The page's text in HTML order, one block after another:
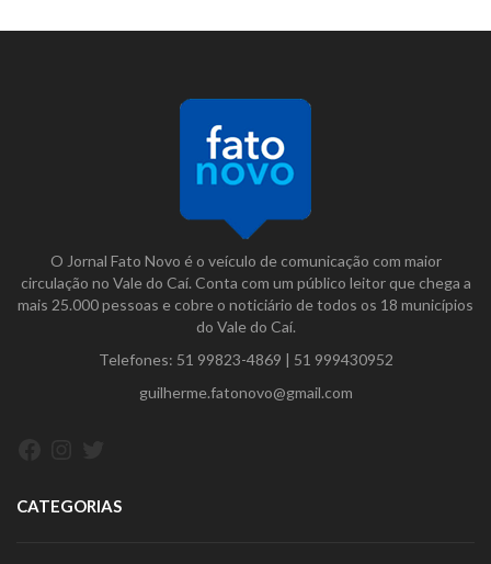
O Jornal Fato Novo é o veículo de comunicação com maior
circulação no Vale do Caí. Conta com um público leitor que chega a
mais 25.000 pessoas e cobre o noticiário de todos os 18 municípios
do Vale do Caí.
Telefones: 51 99823-4869 | 51 999430952
guilherme.fatonovo@gmail.com
CATEGORIAS